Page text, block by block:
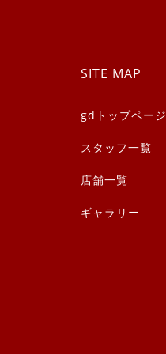
SITE MAP
gdトップページ
スタッフ一覧
店舗一覧
ギャラリー